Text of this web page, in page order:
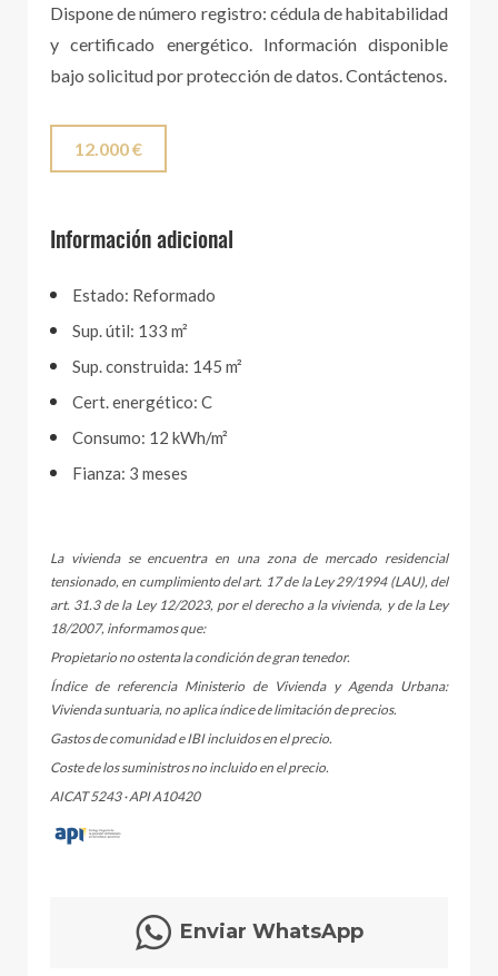
Dispone de número registro: cédula de habitabilidad
y certificado energético. Información disponible
bajo solicitud por protección de datos. Contáctenos.
12.000 €
Información adicional
Estado: Reformado
Sup. útil: 133 m²
Sup. construida: 145 m²
Cert. energético: C
Consumo: 12 kWh/m²
Fianza: 3 meses
La vivienda se encuentra en una zona de mercado residencial
tensionado, en cumplimiento del art. 17 de la Ley 29/1994 (LAU), del
art. 31.3 de la Ley 12/2023, por el derecho a la vivienda, y de la Ley
18/2007, informamos que:
Propietario no ostenta la condición de gran tenedor.
Índice de referencia Ministerio de Vivienda y Agenda Urbana:
Vivienda suntuaria, no aplica índice de limitación de precios.
Gastos de comunidad e IBI incluidos en el precio.
Coste de los suministros no incluido en el precio.
AICAT 5243 · API A10420
Enviar WhatsApp